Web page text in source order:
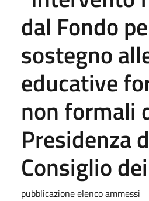
dal Fondo
sostegno
educative
non formali
Presidenza
Consiglio
pubblicazione elenco ammessi